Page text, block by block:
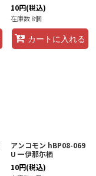
10円(税込)
在庫数 8個
カートに入れる
アンコモン hBP08-069
U 一伊那尓栖
10円(税込)